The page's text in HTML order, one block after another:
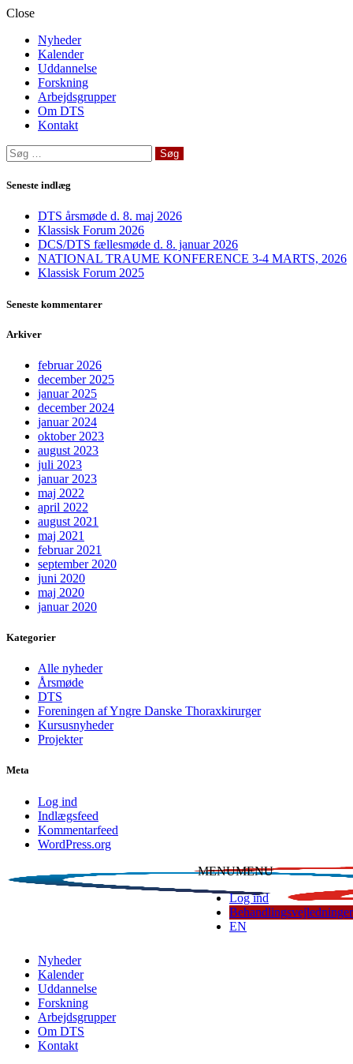
Close
Nyheder
Kalender
Uddannelse
Forskning
Arbejdsgrupper
Om DTS
Kontakt
Søg
efter:
Seneste indlæg
DTS årsmøde d. 8. maj 2026
Klassisk Forum 2026
DCS/DTS fællesmøde d. 8. januar 2026
NATIONAL TRAUME KONFERENCE 3-4 MARTS, 2026
Klassisk Forum 2025
Seneste kommentarer
Arkiver
februar 2026
december 2025
januar 2025
december 2024
januar 2024
oktober 2023
august 2023
juli 2023
januar 2023
maj 2022
april 2022
august 2021
maj 2021
februar 2021
september 2020
juni 2020
maj 2020
januar 2020
Kategorier
Alle nyheder
Årsmøde
DTS
Foreningen af Yngre Danske Thoraxkirurger
Kursusnyheder
Projekter
Meta
Log ind
Indlægsfeed
Kommentarfeed
WordPress.org
MENUMENU
Log ind
Behandlingsvejledninger
EN
Nyheder
Kalender
Uddannelse
Forskning
Arbejdsgrupper
Om DTS
Kontakt